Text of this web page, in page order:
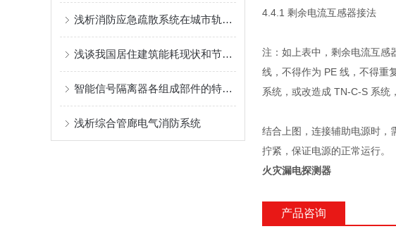
浅析消防应急疏散系统在城市轨道交通项目中的设计与应用
浅谈我国居住建筑能耗现状和节能降碳途径
智能信号隔离器各组成部件的特点及功能介绍
浅析综合管廊电气消防系统
4.4.1 剩余电流互感器接法
注：如上表中，剩余电流互感
线，不得作为 PE 线，不得重
系统，或改造成 TN-C-S 系统
结合上图，连接辅助电源时，
拧紧，保证电源的正常运行。
火灾漏电探测器
产品咨询